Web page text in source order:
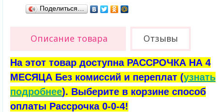
Поделиться…
Описание товара Отзывы
На этот товар доступна РАССРОЧКА НА 4
МЕСЯЦА Без комиссий и переплат (узнать
подробнее). Выберите в корзине способ
оплаты Рассрочка 0-0-4!